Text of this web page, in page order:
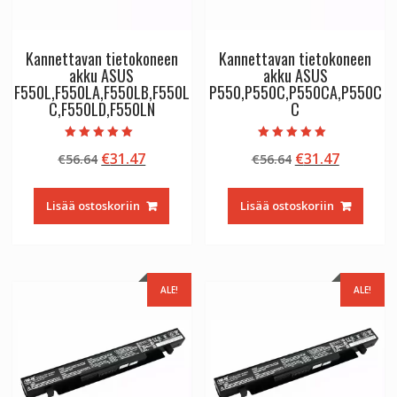
Kannettavan tietokoneen
akku ASUS
F550L,F550LA,F550LB,F550L
C,F550LD,F550LN
tuotteesta:
5.00
€56.64 Alkuperäinen
oli:
€56.64.
€31.47Nykyinen
on:
€31.47.
Lisää ostoskoriin
Kannettavan tietokoneen
akku ASUS
P550,P550C,P550CA,P550C
C
tuotteesta:
5.00
€56.64 Alkuperäinen
oli:
€56.64.
€31.47
on:
€31.47.
Lisää ostoskoriin
ALE! ALE!